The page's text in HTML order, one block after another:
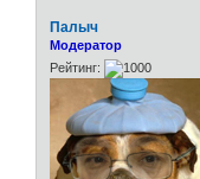
Палыч
Модератор
Рейтинг: